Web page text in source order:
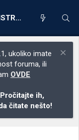
REGISTRACIJA
ukoliko imate
foruma, ili
OVDE
Pročitajte ih,
čitate nešto!